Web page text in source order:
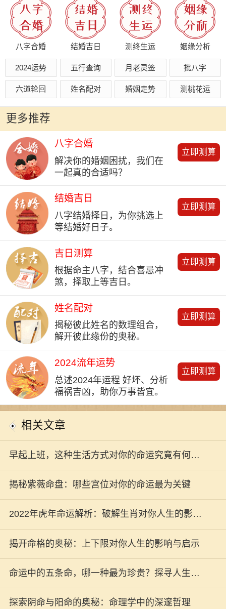
八字合婚 结婚吉日 测终生运 姻缘分析
2024运势 五行查询 月老灵签 批八字
六道轮回 姓名配对 婚姻走势 测桃花运
更多推荐
八字合婚
解决你的婚姻困扰，我们在
一起真的合适吗？
立即测算
结婚吉日
八字结婚择日，为你挑选上
等结婚好日子。
立即测算
吉日测算
根据命主八字，结合喜忌冲
煞，择取上等吉日。
立即测算
姓名配对
揭秘彼此姓名的数理组合，
解开彼此缘份的奥秘。
立即测算
2024流年运势
总述2024年运程 好坏、分析
福祸吉凶，助你万事皆宜。
立即测算
相关文章
早起上班，这种生活方式对你的命运究竟有何影
响？
揭秘紫薇命盘：哪些宫位对你的命运最为关键
2022年虎年命运解析：破解生肖对你人生的影响
与启示
揭开命格的奥秘：上下限对你人生的影响与启示
命运中的五条命，哪一种最为珍贵？探寻人生的
奥秘
探索阴命与阳命的奥秘：命理学中的深邃哲理